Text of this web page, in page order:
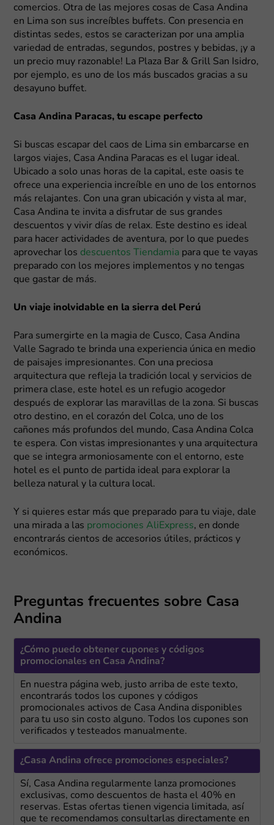
comercios. Otra de las mejores cosas de Casa Andina
en Lima son sus increíbles buffets. Con presencia en
distintas sedes, estos se caracterizan por una amplia
variedad de entradas, segundos, postres y bebidas, ¡y a
un precio muy razonable! La Plaza Bar & Grill San Isidro,
por ejemplo, es uno de los más buscados gracias a su
desayuno buffet.
Casa Andina Paracas, tu escape perfecto
Si buscas escapar del caos de Lima sin embarcarse en
largos viajes, Casa Andina Paracas es el lugar ideal.
Ubicado a solo unas horas de la capital, este oasis te
ofrece una experiencia increíble en uno de los entornos
más relajantes. Con una gran ubicación y vista al mar,
Casa Andina te invita a disfrutar de sus grandes
descuentos y vivir días de relax. Este destino es ideal
para hacer actividades de aventura, por lo que puedes
aprovechar los descuentos Tiendamia para que te vayas
preparado con los mejores implementos y no tengas
que gastar de más.
Un viaje inolvidable en la sierra del Perú
Para sumergirte en la magia de Cusco, Casa Andina
Valle Sagrado te brinda una experiencia única en medio
de paisajes impresionantes. Con una preciosa
arquitectura que refleja la tradición local y servicios de
primera clase, este hotel es un refugio acogedor
después de explorar las maravillas de la zona. Si buscas
otro destino, en el corazón del Colca, uno de los
cañones más profundos del mundo, Casa Andina Colca
te espera. Con vistas impresionantes y una arquitectura
que se integra armoniosamente con el entorno, este
hotel es el punto de partida ideal para explorar la
belleza natural y la cultura local.
Y si quieres estar más que preparado para tu viaje, dale
una mirada a las promociones AliExpress, en donde
encontrarás cientos de accesorios útiles, prácticos y
económicos.
Preguntas frecuentes sobre Casa
Andina
¿Cómo puedo obtener cupones y códigos
promocionales en Casa Andina?
En nuestra página web, justo arriba de este texto,
encontrarás todos los cupones y códigos
promocionales activos de Casa Andina disponibles
para tu uso sin costo alguno. Todos los cupones son
verificados y testeados manualmente.
¿Casa Andina ofrece promociones especiales?
Sí, Casa Andina regularmente lanza promociones
exclusivas, como descuentos de hasta el 40% en
reservas. Estas ofertas tienen vigencia limitada, así
que te recomendamos consultarlas directamente en